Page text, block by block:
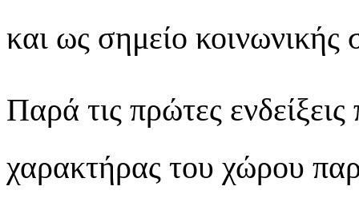
και ως σημείο
Παρά τις πρώτες
χαρακτήρας του χώρου